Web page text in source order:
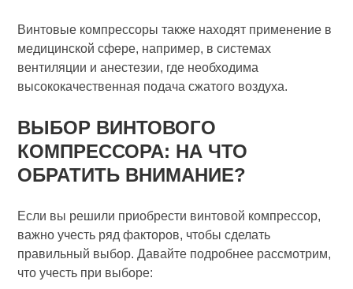
Винтовые компрессоры также находят применение в
медицинской сфере, например, в системах
вентиляции и анестезии, где необходима
высококачественная подача сжатого воздуха.
ВЫБОР ВИНТОВОГО
КОМПРЕССОРА: НА ЧТО
ОБРАТИТЬ ВНИМАНИЕ?
Если вы решили приобрести винтовой компрессор,
важно учесть ряд факторов, чтобы сделать
правильный выбор. Давайте подробнее рассмотрим,
что учесть при выборе: